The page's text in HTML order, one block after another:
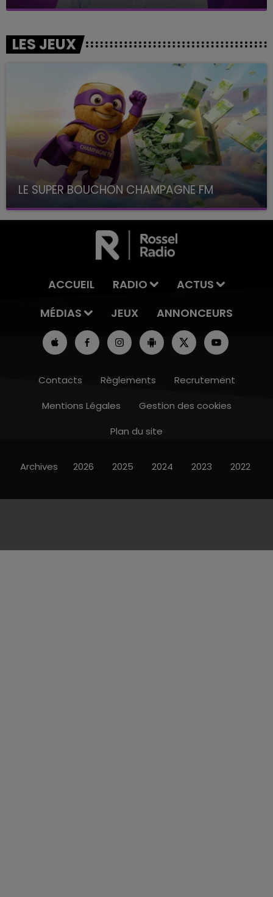
LES JEUX
LE SUPER BOUCHON CHAMPAGNE FM
avec La Famille Champagne FM, à 8H10
ACCUEIL RADIO
ACTUS
MÉDIAS
JEUX ANNONCEURS
Contacts Règlements
Recrutement
Mentions Légales
Gestion des cookies
Plan du site
Archives 2026 2025 2024 2023 2022